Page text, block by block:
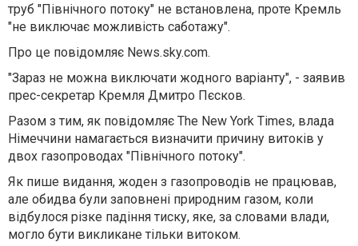
труб "Північного потоку" не встановлена, проте Кремль
"не виключає можливість саботажу".
Про це повідомляє News.sky.com.
"Зараз не можна виключати жодного варіанту", - заявив
прес-секретар Кремля Дмитро Пєсков.
Разом з тим, як повідомляє The New York Times, влада
Німеччини намагається визначити причину витоків у
двох газопроводах "Північного потоку".
Як пише видання, жоден з газопроводів не працював,
але обидва були заповнені природним газом, коли
відбулося різке падіння тиску, яке, за словами влади,
могло бути викликане тільки витоком.